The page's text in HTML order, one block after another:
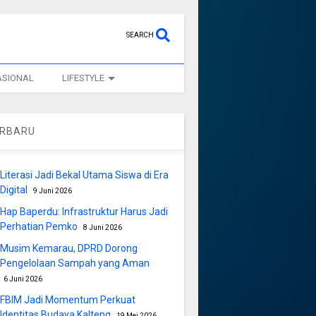
SEARCH
LIFESTYLE
Literasi Jadi Bekal Utama Siswa di Era
Digital
9 Juni 2026
Hap Baperdu: Infrastruktur Harus Jadi
Perhatian Pemko
8 Juni 2026
Musim Kemarau, DPRD Dorong
Pengelolaan Sampah yang Aman
6 Juni 2026
FBIM Jadi Momentum Perkuat